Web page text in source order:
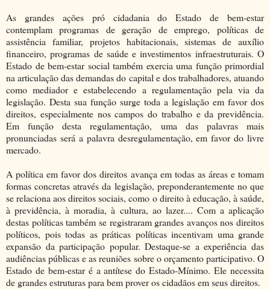
As grandes ações pró cidadania do Estado de bem-estar
contemplam programas de geração de emprego, políticas de
assistência familiar, projetos habitacionais, sistemas de auxílio
financeiro, programas de saúde e investimentos infraestruturais. O
Estado de bem-estar social também exercia uma função primordial
na articulação das demandas do capital e dos trabalhadores, atuando
como mediador e estabelecendo a regulamentação pela via da
legislação. Desta sua função surge toda a legislação em favor dos
direitos, especialmente nos campos do trabalho e da previdência.
Em função desta regulamentação, uma das palavras mais
pronunciadas será a palavra desregulamentação, em favor do livre
mercado.
A política em favor dos direitos avança em todas as áreas e tomam
formas concretas através da legislação, preponderantemente no que
se relaciona aos direitos sociais, como o direito à educação, à saúde,
à previdência, à moradia, à cultura, ao lazer.... Com a aplicação
destas políticas também se registraram grandes avanços nos direitos
políticos, pois todas as práticas políticas incentivam uma grande
expansão da participação popular. Destaque-se a experiência das
audiências públicas e as reuniões sobre o orçamento participativo. O
Estado de bem-estar é a antítese do Estado-Mínimo. Ele necessita
de grandes estruturas para bem prover os cidadãos em seus direitos.